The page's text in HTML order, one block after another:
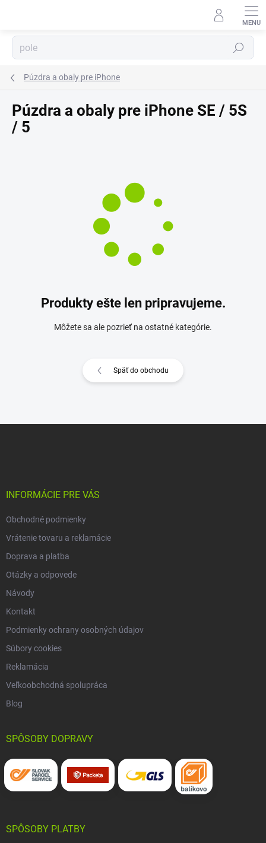
Hľadať
Púzdra a obaly pre iPhone
Púzdra a obaly pre iPhone SE / 5S
/ 5
Produkty ešte len pripravujeme.
Môžete sa ale pozrieť na ostatné kategórie.
Späť do obchodu
INFORMÁCIE PRE VÁS
Obchodné podmienky
Vrátenie tovaru a reklamácie
Doprava a platba
Otázky a odpovede
Návody
Kontakt
Podmienky ochrany osobných údajov
Súbory cookies
Reklamácia
Veľkoobchodná spolupráca
Blog
SPÔSOBY DOPRAVY
SPÔSOBY PLATBY
⬇